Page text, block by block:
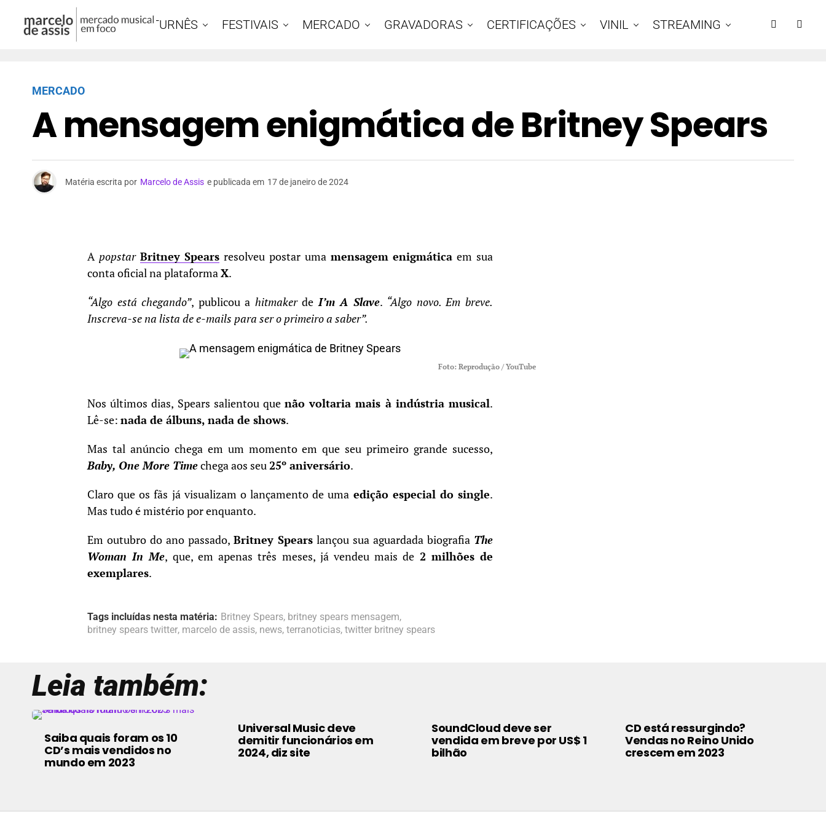
DOCS TURNÊS FESTIVAIS MERCADO GRAVADORAS CERTIFICAÇÕES VINIL STREAMING
MERCADO
A mensagem enigmática de Britney Spears
Matéria escrita por Marcelo de Assis e publicada em 17 de janeiro de 2024
A popstar Britney Spears resolveu postar uma mensagem enigmática em sua
conta oficial na plataformaX.
“Algo está chegando”, publicou a hitmakerdeI’m A Slave. “Algo novo. Em breve.
Inscreva-se na lista de e-mails para ser o primeiro a saber”.
Foto: Reprodução / YouTube
Nos últimos dias, Spears salientou quenão voltaria mais à indústria musical.
Lê-se: nada de álbuns, nada de shows.
Mas tal anúncio chega em um momento em que seu primeiro grande sucesso,
Baby, One More Timechega aos seu25º aniversário.
Claro que os fãs já visualizam o lançamento de uma edição especial do single.
Mas tudo é mistério por enquanto.
Em outubro do ano passado, Britney Spears lançou sua aguardada biografia The
Woman In Me, que, em apenas três meses, já vendeu mais de 2 milhões de
exemplares.
Tags incluídas nesta matéria: Britney Spears, britney spears mensagem,
britney spears twitter, marcelo de assis, news, terranoticias, twitter britney spears
Leia também:
Saiba quais foram os 10
CD’s mais vendidos no
mundo em 2023
Universal Music deve
demitir funcionários em
2024, diz site
SoundCloud deve ser
vendida em breve por US$ 1
bilhão
CD está ressurgindo?
Vendas no Reino Unido
crescem em 2023